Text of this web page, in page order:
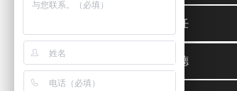
职业道德
社会责任